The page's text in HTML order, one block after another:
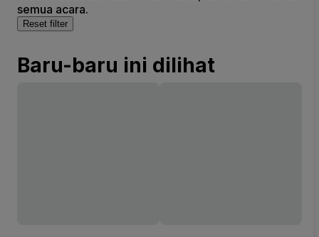
semua acara.
Reset filter
Baru-baru ini dilihat